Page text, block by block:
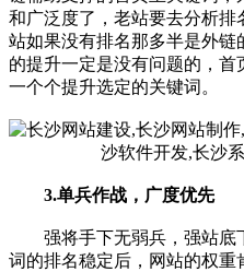
和广泛度了，老站要去分析
站如果没有排名那多半是外链
的提升一定是没有问题的，首
一个个提升选定的关键词。
3.单兵作战，广度优先
强将手下无弱兵，强站底
词的排名稳定后，网站的权